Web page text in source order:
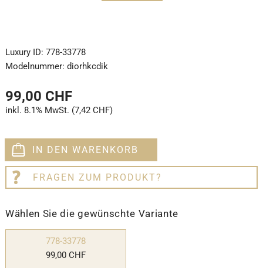
Luxury ID: 778-33778
Modelnummer: diorhkcdik
99,00 CHF
inkl. 8.1% MwSt. (7,42 CHF)
IN DEN WARENKORB
FRAGEN ZUM PRODUKT?
Wählen Sie die gewünschte Variante
778-33778
99,00 CHF